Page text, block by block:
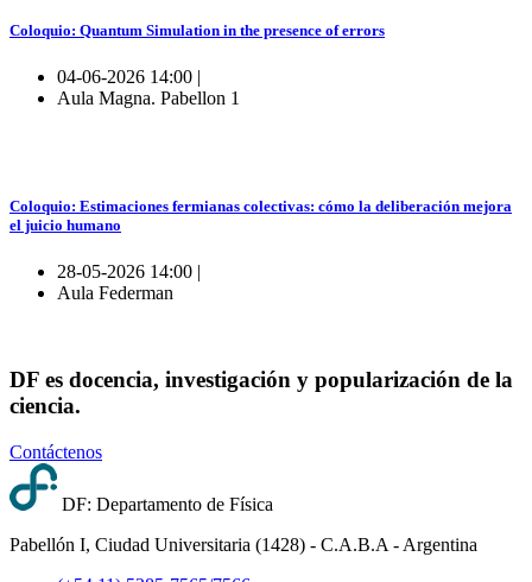
Coloquio: Quantum Simulation in the presence of errors
04-06-2026 14:00 |
Aula Magna. Pabellon 1
Coloquio: Estimaciones fermianas colectivas: cómo la deliberación mejora
el juicio humano
28-05-2026 14:00 |
Aula Federman
DF es docencia, investigación y popularización de la
ciencia.
Contáctenos
DF: Departamento de Física
Pabellón I, Ciudad Universitaria (1428) - C.A.B.A - Argentina